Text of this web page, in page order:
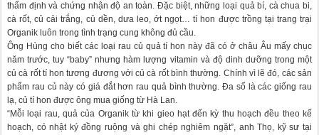
thẩm định và chứng nhận độ an toàn. Đặc biệt, những loại quả bí, cà chua bi,
cà rốt, củ cải trắng, củ dền, dưa leo, ớt ngọt… tí hon được trồng tại trang trại
Organik luôn trong tình trạng cung không đủ cầu.
Ông Hùng cho biết các loại rau củ quả tí hon này đã có ở châu Âu mấy chục
năm trước, tuy “baby” nhưng hàm lượng vitamin và độ dinh dưỡng trong một
củ cà rốt tí hon tương đương với củ cà rốt bình thường. Chính vì lẽ đó, các sản
phẩm rau củ này có giá đắt hơn rau quả bình thường. Đa số là các giống rau
lạ, củ tí hon được ông mua giống từ Hà Lan.
“Mỗi loại rau, quả của Organik từ khi gieo hạt đến kỳ thu hoạch đều theo kế
hoạch, có nhật ký đồng ruộng và ghi chép nghiêm ngặt”, anh Thọ, kỹ sư tại